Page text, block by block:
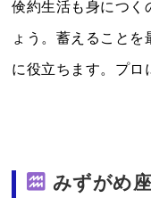
倹約生活も身につく
ょう。蓄えること
に役立ちます。プロ
みずがめ座